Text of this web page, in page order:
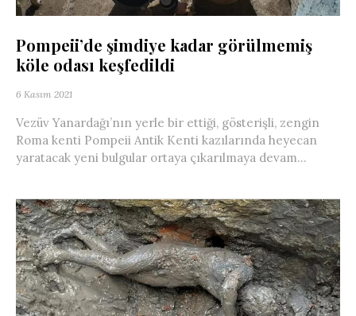
Pompeii’de şimdiye kadar görülmemiş
köle odası keşfedildi
6 Kasım 2021
Vezüv Yanardağı’nın yerle bir ettiği, gösterişli, zengin
Roma kenti Pompeii Antik Kenti kazılarında heyecan
yaratacak yeni bulgular ortaya çıkarılmaya devam...